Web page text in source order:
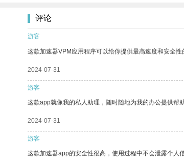
评论
游客
这款加速器VPM应用程序可以给你提供最高速度和安全性
2024-07-31
游客
这款app就像我的私人助理，随时随地为我的办公提供帮
2024-07-31
游客
这款加速器app的安全性很高，使用过程中不会泄露个人